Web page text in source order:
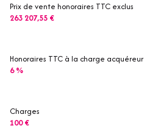
Prix de vente honoraires TTC exclus
263 207,55 €
Honoraires TTC à la charge acquéreur
6 %
Charges
100 €